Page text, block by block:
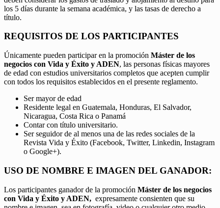
los 5 días durante la semana académica, y las tasas de derecho a
título.
REQUISITOS DE LOS PARTICIPANTES
Únicamente pueden participar en la promoción Máster de los
negocios con Vida y Éxito y ADEN, las personas físicas mayores
de edad con estudios universitarios completos que acepten cumplir
con todos los requisitos establecidos en el presente reglamento.
Ser mayor de edad
Residente legal en Guatemala, Honduras, El Salvador,
Nicaragua, Costa Rica o Panamá
Contar con título universitario.
Ser seguidor de al menos una de las redes sociales de la
Revista Vida y Éxito (Facebook, Twitter, Linkedin, Instagram
o Google+).
USO DE NOMBRE E IMAGEN DEL GANADOR:
Los participantes ganador de la promoción Máster de los negocios
con Vida y Éxito y ADEN, expresamente consienten que su